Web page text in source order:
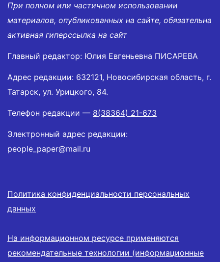
При полном или частичном использовании
материалов, опубликованных на сайте, обязательна
активная гиперссылка на сайт
Главный редактор: Юлия Евгеньевна ПИСАРЕВА
Адрес редакции: 632121, Новосибирская область, г.
Татарск, ул. Урицкого, 84.
Телефон редакции — 8(38364) 21-673
Электронный адрес редакции:
people_paper@mail.ru
Политика конфиденциальности персональных
данных
На информационном ресурсе применяются
рекомендательные технологии (информационные